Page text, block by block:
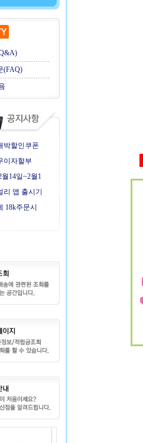
(FAQ)
박할인쿠폰
이자할부
14일~2월1
앱 출시기
18k주문시